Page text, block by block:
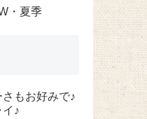
・夏季
もお好みで♪
♪